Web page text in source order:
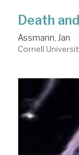
Death
Assmann, Jan
Cornell